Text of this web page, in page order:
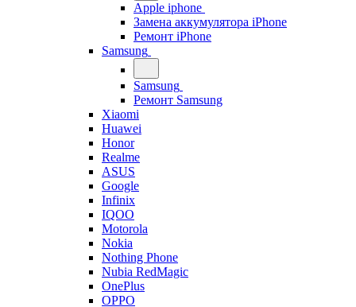
Apple iphone
Замена аккумулятора iPhone
Ремонт iPhone
Samsung
Samsung
Ремонт Samsung
Xiaomi
Huawei
Honor
Realme
ASUS
Google
Infinix
IQOO
Motorola
Nokia
Nothing Phone
Nubia RedMagic
OnePlus
OPPO